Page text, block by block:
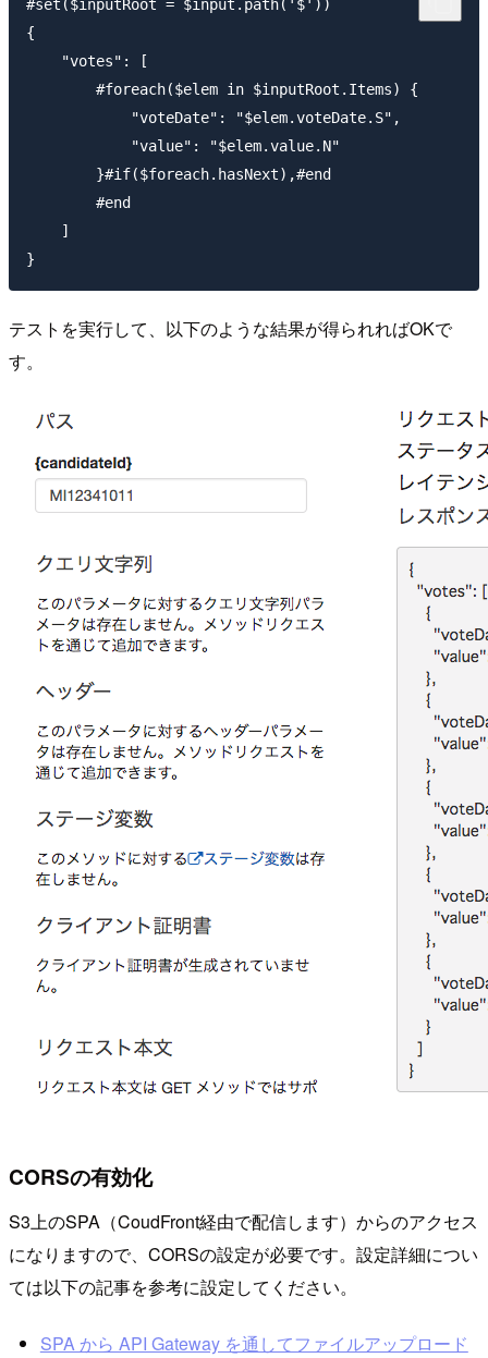
#set($inputRoot = $input.path('$'))
{
    "votes": [
        #foreach($elem in $inputRoot.Items) {
            "voteDate": "$elem.voteDate.S",
            "value": "$elem.value.N"
        }#if($foreach.hasNext),#end
    ]
テストを実行して、以下のような結果が得られればOKで
す。
CORSの有効化
S3上のSPA（CoudFront経由で配信します）からのアクセス
になりますので、CORSの設定が必要です。設定詳細につい
ては以下の記事を参考に設定してください。
SPA から API Gateway を通してファイルアップロード